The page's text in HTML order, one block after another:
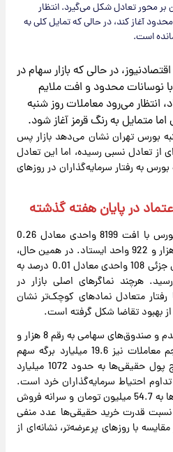
برای شنبه 24 آبان بر محور تعادل شکل می‌گیرد. انتظار
آغاز کند، در حالی که تمایل کلی به
است.
در حالی که بازار سهام در
نوسانات محدود و افت ملایم
می‌رود معاملات روز شنبه
بورس تهران نشان می‌دهد بازار پس
از تعادل نسبی رسیده، اما این تعادل
به رفتار سرمایه‌گذاران در روزهای
در پایان هفته گذشته
چهارشنبه گذشته شاخص کل بورس با افت 8199 واحدی معادل 0.26
درصد در سطح 3 میلیون و 98 هزار و 922 واحد ایستاد. در همین حال،
شاخص کل هم‌وزن نیز با کاهش جزئی 108 واحدی معادل 0.01 درصد به
658 واحد رسید. هرچند نماگرهای اصلی بازار در
متعادل نمادهای کوچک‌تر نشان
بهبود تقاضا شکل گرفته است.
ارزش کل معاملات سهام، حق‌تقدم و صندوق‌های سهامی به رقم 8 هزار و
895 میلیارد تومان رسید و حجم معاملات نیز 19.6 میلیارد برگه سهم
بود. در این میان، خالص خروج پول حقیقی‌ها به حدود 1072 میلیارد
احتیاط سرمایه‌گذاران خرد است.
با این حال، سرانه خرید حقیقی‌ها به 54.7 میلیون تومان و سرانه فروش
و نسبت قدرت خرید حقیقی‌ها عدد منفی
با روزهای پرعرضه‌تر، نشانه‌ای از